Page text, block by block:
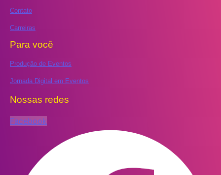
Contato
Carreiras
Para você
Produção de Eventos
Jornada Digital em Eventos
Nossas redes
Facebook